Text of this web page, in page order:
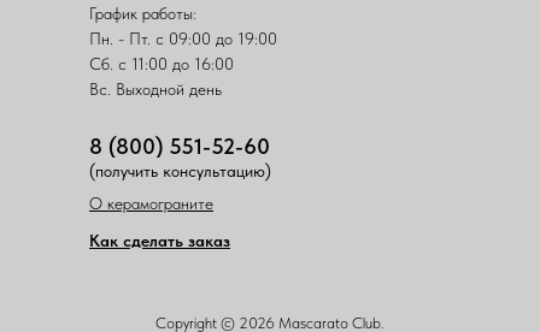
Copyright © 2026 Mascarato Club.
График работы:
Пн. - Пт. с 09:00 до 19:00
Сб. с 11:00 до 16:00
Вс. Выходной день
8 (800) 551-52-60
(получить консультацию)
О керамограните
Как сделать заказ